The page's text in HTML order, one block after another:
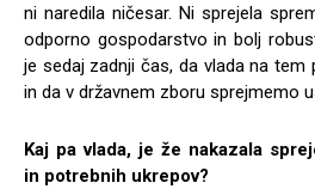
ni naredila ničesar. Ni sprejela
odporno gospodarstvo in bolj
je sedaj zadnji čas, da vlada na tem
in da v državnem zboru sprejmemo
Kaj pa vlada, je že nakazala
in potrebnih ukrepov?